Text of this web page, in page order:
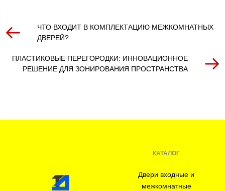
ЧТО ВХОДИТ В КОМПЛЕКТАЦИЮ МЕЖКОМНАТНЫХ
ДВЕРЕЙ?
ПЛАСТИКОВЫЕ ПЕРЕГОРОДКИ: ИННОВАЦИОННОЕ
РЕШЕНИЕ ДЛЯ ЗОНИРОВАНИЯ ПРОСТРАНСТВА
КАТАЛОГ
Двери входные и
межкомнатные